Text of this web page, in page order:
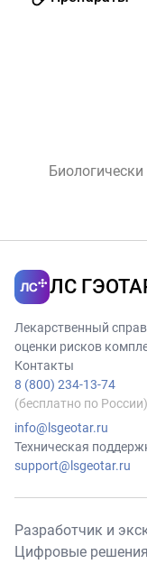
ЛС
Лекарственный
оценки рисков
Контакты
8 (800) 234-13-74
(бесплатно по России)
info@lsgeotar.ru
Техническая
support@lsgeotar.ru
Разработчик и
Цифровые